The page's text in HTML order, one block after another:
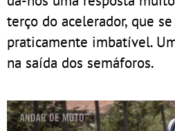
terço do acelerador, que
praticamente imbatível.
na saída dos semáforos.